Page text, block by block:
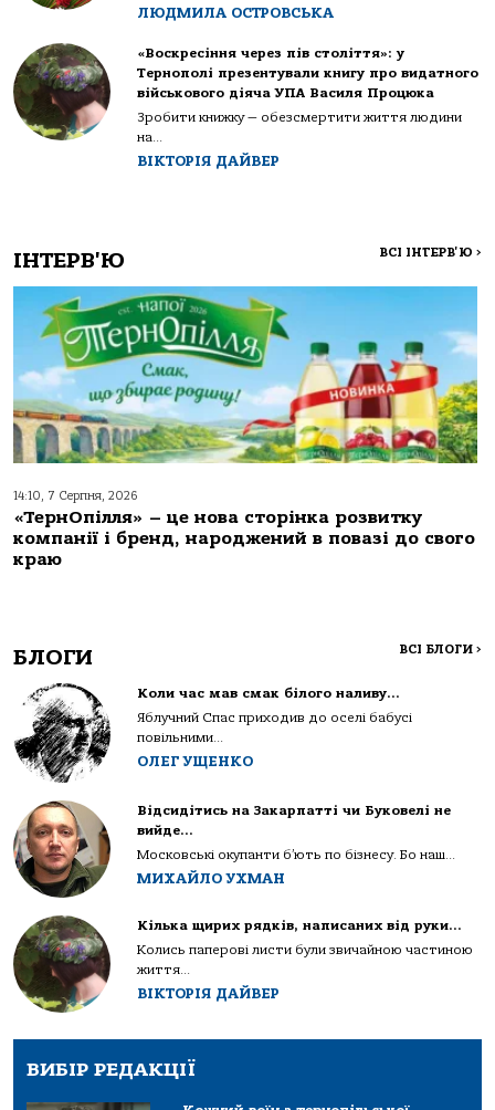
ЛЮДМИЛА ОСТРОВСЬКА
«Воскресіння через пів століття»: у
Тернополі презентували книгу про видатного
військового діяча УПА Василя Процюка
Зробити книжку — обезсмертити життя людини
на...
ВІКТОРІЯ ДАЙВЕР
ІНТЕРВ'Ю ВСІ ІНТЕРВ'Ю >
14:10, 7 Серпня, 2026
«ТернОпілля» – це нова сторінка розвитку
компанії і бренд, народжений в повазі до свого
краю
БЛОГИ ВСІ БЛОГИ >
Коли час мав смак білого наливу…
Яблучний Спас приходив до оселі бабусі
повільними...
ОЛЕГ УЩЕНКО
Відсидітись на Закарпатті чи Буковелі не
вийде…
Московські окупанти б’ють по бізнесу. Бо наш...
МИХАЙЛО УХМАН
Кілька щирих рядків, написаних від руки…
Колись паперові листи були звичайною частиною
життя...
ВІКТОРІЯ ДАЙВЕР
ВИБІР РЕДАКЦІЇ